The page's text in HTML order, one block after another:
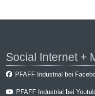
Social Internet +
PFAFF Industrial bei
PFAFF Industrial bei